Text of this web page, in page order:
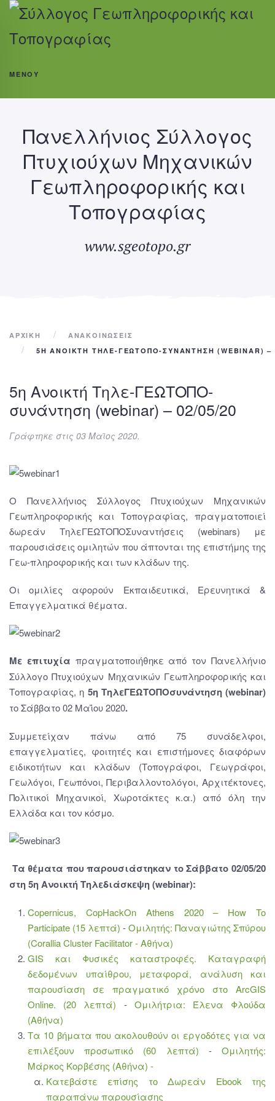
ΜΕΝΟΎ
Πανελλήνιος Σύλλογος
Πτυχιούχων Μηχανικών
Γεωπληροφορικής και
Τοπογραφίας
www.sgeotopo.gr
ΑΡΧΙΚΉ
ΑΝΑΚΟΙΝΩΣΕΙΣ
5Η ΑΝΟΙΚΤΉ ΤΗΛΕ-ΓΕΩΤΟΠΟ-ΣΥΝΆΝΤΗΣΗ (WEBINAR) –
5η Ανοικτή Τηλε-ΓΕΩΤΟΠΟ-
συνάντηση (webinar) – 02/05/20
Γράφτηκε στις 03 Μαϊος 2020.
Ο Πανελλήνιος Σύλλογος Πτυχιούχων Μηχανικών
Γεωπληροφορικής και Τοπογραφίας, πραγματοποιεί
δωρεάν ΤηλεΓΕΩΤΟΠΟΣυναντήσεις (webinars) με
παρουσιάσεις ομιλητών που άπτονται της επιστήμης της
Γεω-πληροφορικής και των κλάδων της.
Οι ομιλίες αφορούν Εκπαιδευτικά, Ερευνητικά &
Επαγγελματικά θέματα.
Με επιτυχία πραγματοποιήθηκε από τον Πανελλήνιο
Σύλλογο Πτυχιούχων Μηχανικών Γεωπληροφορικής και
Τοπογραφίας, η 5η ΤηλεΓΕΩΤΟΠΟσυνάντηση (webinar)
το Σάββατο 02 Μαΐου 2020.
Συμμετείχαν πάνω από 75 συνάδελφοι,
επαγγελματίες, φοιτητές και επιστήμονες διαφόρων
ειδικοτήτων και κλάδων (Τοπογράφοι, Γεωγράφοι,
Γεωλόγοι, Γεωπόνοι, Περιβαλλοντολόγοι, Αρχιτέκτονες,
Πολιτικοί Μηχανικοί, Χωροτάκτες κ.α.) από όλη την
Ελλάδα και τον κόσμο.
Τα θέματα που παρουσιάστηκαν το Σάββατο 02/05/20
στη 5η Ανοικτή Τηλεδιάσκεψη(webinar):
Copernicus, CopHackOn Athens 2020 – How To
Participate (15 λεπτά) -Ομιλητής: Παναγιώτης Σπύρου
(Corallia Cluster Facilitator - Αθήνα)
GIS και Φυσικές καταστροφές. Καταγραφή
δεδομένων υπαίθρου, μεταφορά, ανάλυση και
παρουσίαση σε πραγματικό χρόνο στο ArcGIS
Online. (20 λεπτά) - Ομιλήτρια: Έλενα Φλούδα
(Αθήνα)
Τα 10 βήματα που ακολουθούν οι εργοδότες για να
επιλέξουν προσωπικό (60 λεπτά) -Ομιλητής:
Μάρκος Κορβέσης (Αθήνα) -
Κατεβάστε επίσης το Δωρεάν Ebook της
παραπάνω παρουσίασης